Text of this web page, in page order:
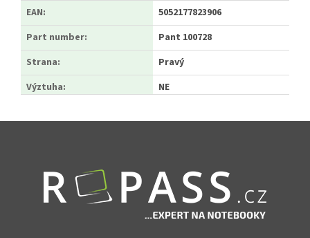
EAN:
5052177823906
Part number:
Pant 100728
Strana:
Pravý
Výztuha: NE